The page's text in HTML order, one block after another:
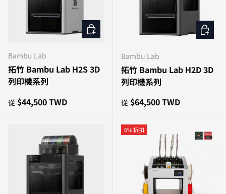
Bambu Lab
拓竹 Bambu Lab H2S 3D
列印機系列
原價
從 $44,500 TWD
選擇選項
Bambu Lab
拓竹 Bambu Lab H2D 3D
列印機系列
原價
從 $64,500 TWD
選擇選項
6% 折扣